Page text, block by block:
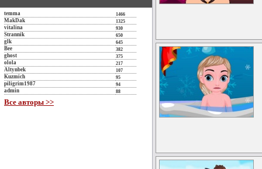
temma 1466
MakDak 1325
vitalina 930
Strannik 650
glk 645
Bee 382
ghost 375
olola 217
Altynbek 107
Kuzmich 95
piligrim1987 94
admin 88
Все авторы >>